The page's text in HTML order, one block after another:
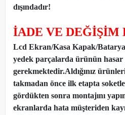
dışındadır!
İADE VE
Lcd Ekran/Kasa Kapak/
yedek parçalarda ürünün hasar
gerekmektedir.Aldığınız
takmadan önce ilk etapta
gördükten sonra montajını
ekranlarda hata müşteriden